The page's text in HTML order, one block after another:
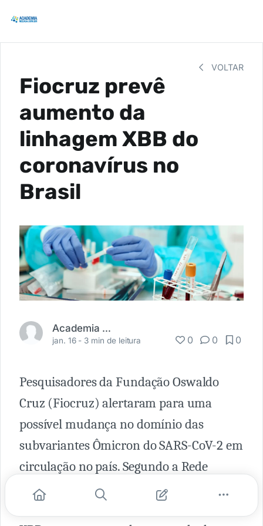
VOLTAR
Fiocruz prevê
aumento da
linhagem XBB do
coronavírus no
Brasil
Academia Médica
jan. 16 - 3 min de leitura 0 0 0
Pesquisadores da Fundação Oswaldo
Cruz (Fiocruz) alertaram para uma
possível mudança no domínio das
subvariantes Ômicron do SARS-CoV-2 em
circulação no país. Segundo a Rede
Genômica Fiocruz, a mudança pode